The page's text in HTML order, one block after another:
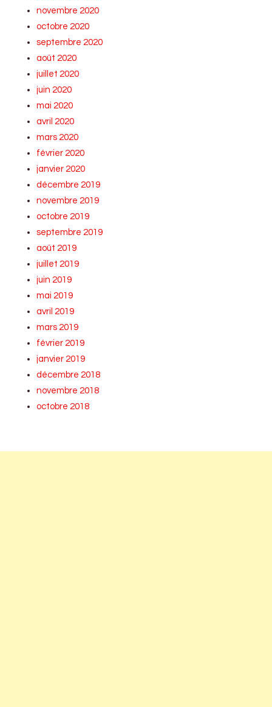
novembre 2020
octobre 2020
septembre 2020
août 2020
juillet 2020
juin 2020
mai 2020
avril 2020
mars 2020
février 2020
janvier 2020
décembre 2019
novembre 2019
octobre 2019
septembre 2019
août 2019
juillet 2019
juin 2019
mai 2019
avril 2019
mars 2019
février 2019
janvier 2019
décembre 2018
novembre 2018
octobre 2018